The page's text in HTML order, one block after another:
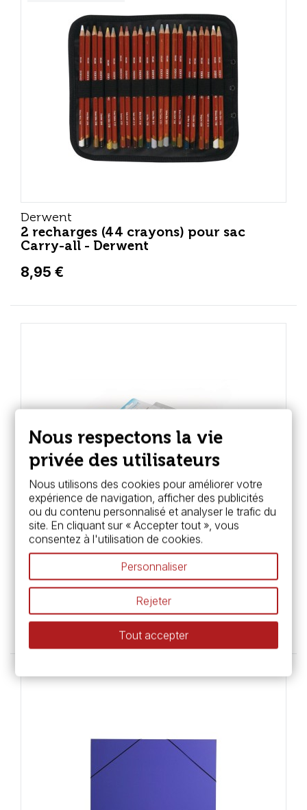
Derwent
2 recharges (44 crayons) pour sac
Carry-all - Derwent
8,95 €
Réservoirs d'encre pour flacon de 50 ml
- Rohrer
9,95 €
Nous respectons la vie
privée des utilisateurs
Nous utilisons des cookies pour améliorer votre
expérience de navigation, afficher des publicités
ou du contenu personnalisé et analyser le trafic du
site. En cliquant sur « Accepter tout », vous
consentez à l'utilisation de cookies.
Personnaliser
Rejeter
Tout accepter